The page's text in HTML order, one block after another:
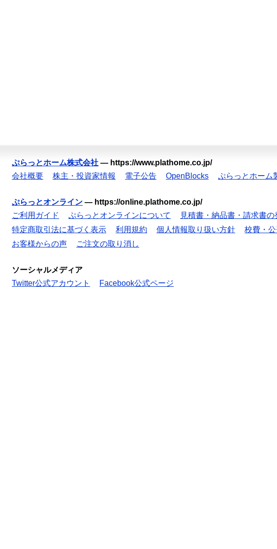
ぷらっとホーム株式会社 — https://www.plathome.co.jp/
会社概要
株主・投資家情報 電子公告 OpenBlocks ぷらっとホーム
ぷらっとオンライン — https://online.plathome.co.jp/
ご利用ガイド
ぷらっとオンラインについて 見積書・納品書・請求書の
特定商取引法に基づく表示
利用規約 個人情報取り扱い方針 校費・
お客様からの声
ご注文の取り消し
ソーシャルメディア
Twitter公式アカウント
Facebook公式ページ